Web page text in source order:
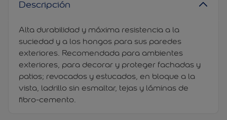
Descripción
Alta durabilidad y máxima resistencia a la
suciedad y a los hongos para sus paredes
exteriores. Recomendada para ambientes
exteriores, para decorar y proteger fachadas y
patios; revocados y estucados, en bloque a la
vista, ladrillo sin esmaltar, tejas y láminas de
fibro-cemento.